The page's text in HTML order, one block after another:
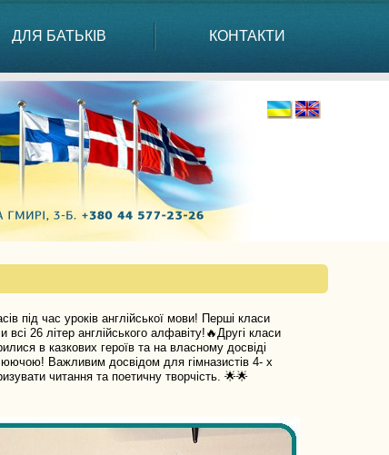
ДЛЯ БАТЬКІВ КОНТАКТИ
під час уроків англійської мови! Перші класи
26 літер англійського алфавіту!🔥Другі класи
в казкових героїв та на власному досвіді
Важливим досвідом для гімназистів 4- х
читання та поетичну творчість. 🌟🌟